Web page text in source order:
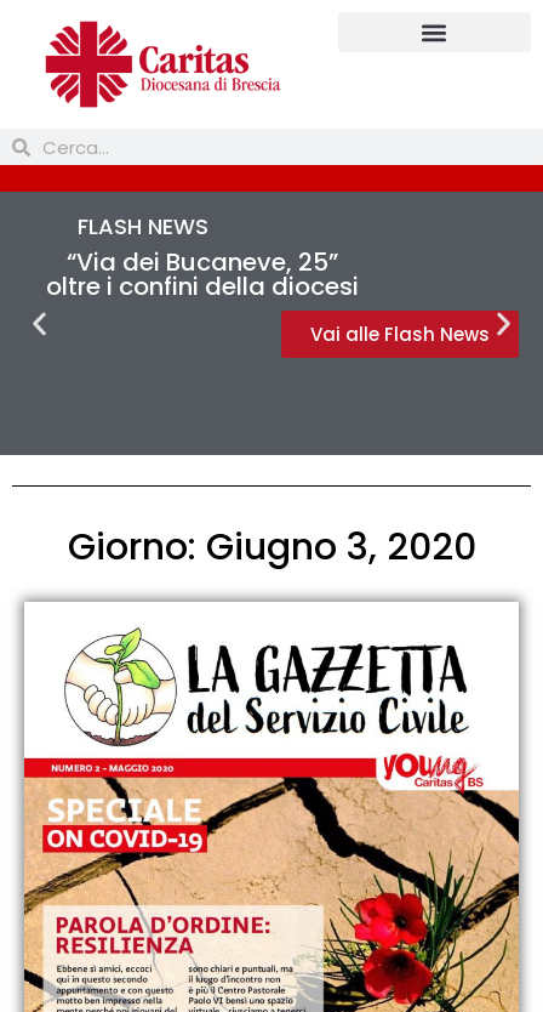
FLASH NEWS
“Via dei Bucaneve, 25”
oltre i confini della diocesi
Vai alle Flash News
Giorno: Giugno 3, 2020